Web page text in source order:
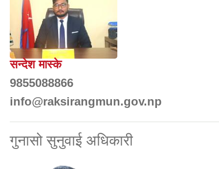
सन्देश मास्के
9855088866
info@raksirangmun.gov.np
गुनासो सुनुवाई अधिकारी